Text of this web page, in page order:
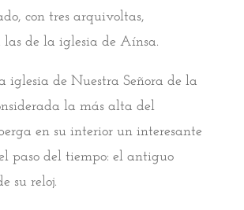
con tres arquivoltas,
las de la iglesia de Aínsa.
iglesia de Nuestra Señora de la
la más alta del
en su interior un interesante
paso del tiempo: el antiguo
su reloj.